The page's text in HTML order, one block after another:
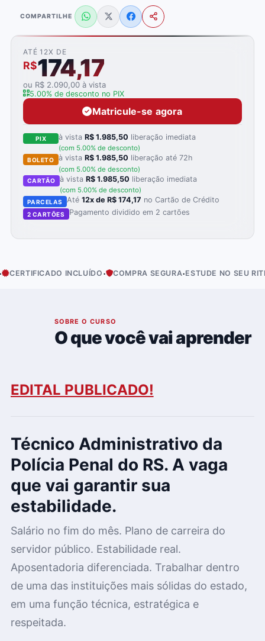
COMPARTILHE
ATÉ 12X DE
R$174,17
ou R$ 2.090,00 à vista
5.00% de desconto no PIX
Matricule-se agora
PIX à vistaR$ 1.985,50 liberação imediata
(com 5.00% de desconto)
BOLETO à vistaR$ 1.985,50 liberação até 72h
(com 5.00% de desconto)
CARTÃO à vista R$ 1.985,50 liberação imediata
(com 5.00% de desconto)
PARCELAS Até12x de R$ 174,17 no Cartão de Crédito
2 CARTÕES Pagamento dividido em 2 cartões
INCLUÍDO · COMPRA SEGURA·ESTUDE NO SEU RITMO·
SOBRE O CURSO
O que você vai aprender
EDITAL PUBLICADO!
Técnico Administrativo da
Polícia Penal do RS. A vaga
que vai garantir sua
estabilidade.
Salário no fim do mês. Plano de carreira do
servidor público. Estabilidade real.
Aposentadoria diferenciada. Trabalhar dentro
de uma das instituições mais sólidas do estado,
em uma função técnica, estratégica e
respeitada.